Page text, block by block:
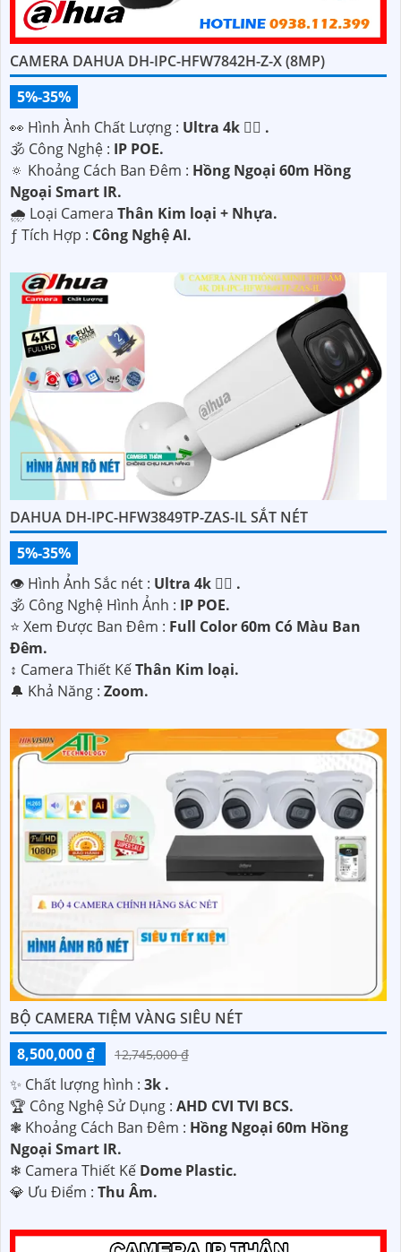
CAMERA DAHUA DH-IPC-HFW7842H-Z-X (8MP)
5%-35%
️👀 Hình Ành Chất Lượng : Ultra 4k 👍🏾 .
🕉️ Công Nghệ : IP POE.
🔅 Khoảng Cách Ban Đêm : Hồng Ngoại 60m Hồng
Ngoại Smart IR.
🌧️ Loại Camera Thân Kim loại + Nhựa.
️ƒ Tích Hợp : Công Nghệ AI.
DAHUA DH-IPC-HFW3849TP-ZAS-IL SẮT NÉT
5%-35%
👁 Hình Ảnh Sắc nét : Ultra 4k 👍🏾 .
🕉️ Công Nghệ Hình Ảnh : IP POE.
⭐ Xem Được Ban Đêm : Full Color 60m Có Màu Ban
Ðêm.
↕️ Camera Thiết KếThân Kim loại.
️🔔 Khả Năng : Zoom.
BỘ CAMERA TIỆM VÀNG SIÊU NÉT
8,500,000 ₫
12,745,000 ₫
✨ Chất lượng hình : 3k .
🏆 Công Nghệ Sử Dụng : AHD CVI TVI BCS.
❃ Khoảng Cách Ban Đêm : Hồng Ngoại 60m Hồng
Ngoại Smart IR.
❄ Camera Thiết Kế Dome Plastic.
️💎 Ưu Điểm : Thu Âm.